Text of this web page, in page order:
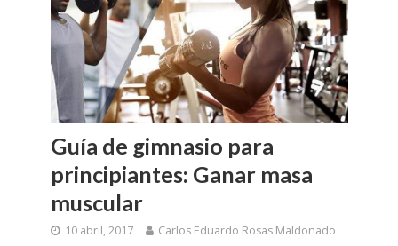
Guía de gimnasio para
principiantes: Ganar masa
muscular
10 abril, 2017 Carlos Eduardo Rosas Maldonado